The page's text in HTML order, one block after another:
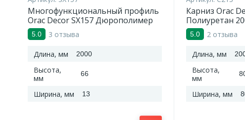
Многофункциональный профиль
Orac Decor SX157 Дюрополимер
2000*66*13 мм
5.0 3 отзыва
Длина, мм 2000
Высота,
мм
66
Ширина, мм 13
Карниз Orac
Полиуретан
5.0 2 отзыва
Длина, мм
Высота,
мм
Ширина, мм